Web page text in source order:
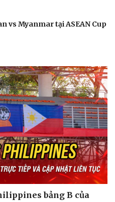
vs Myanmar tại ASEAN Cup
bảng B của